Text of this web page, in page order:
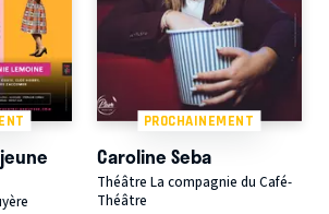
PROCHAINEMENT
Caroline Seba
Théâtre La compagnie du Café-
Théâtre